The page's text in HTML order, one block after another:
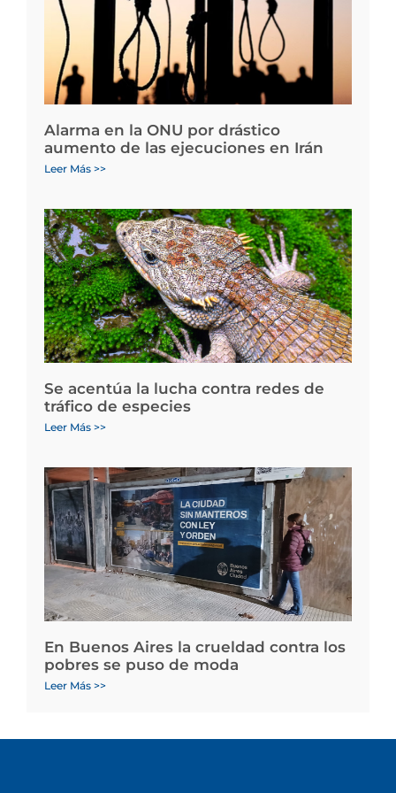
Alarma en la ONU por drástico
aumento de las ejecuciones en Irán
Leer Más >>
Se acentúa la lucha contra redes de
tráfico de especies
Leer Más >>
En Buenos Aires la crueldad contra los
pobres se puso de moda
Leer Más >>